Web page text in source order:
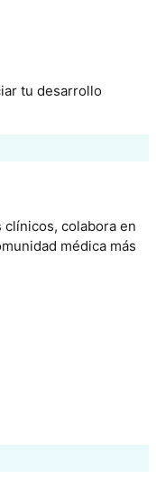
tu desarrollo
clínicos, colabora en
médica más